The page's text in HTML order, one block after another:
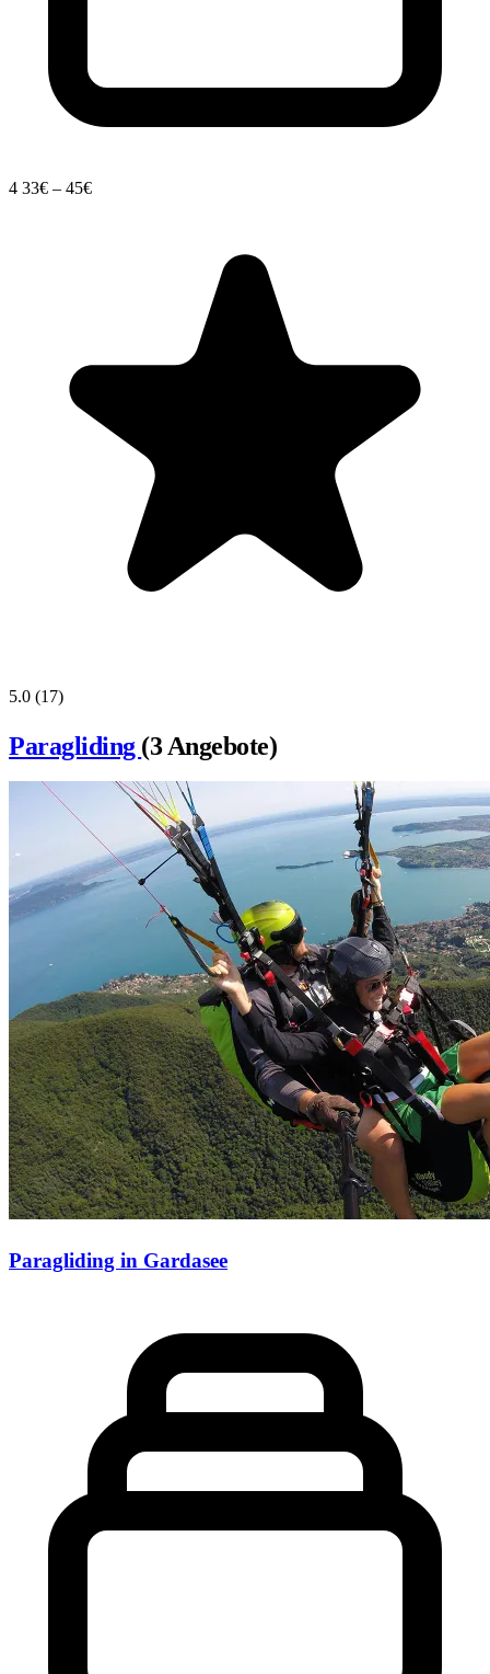
4 33€ – 45€
5.0 (17)
Paragliding (3 Angebote)
Paragliding in Gardasee